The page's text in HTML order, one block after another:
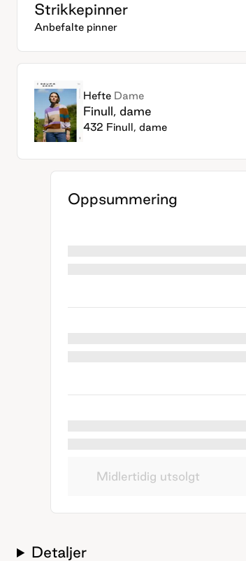
Strikkepinner
Anbefalte pinner
Hefte Dame
Finull, dame
432 Finull, dame
Oppsummering
Midlertidig utsolgt
Detaljer